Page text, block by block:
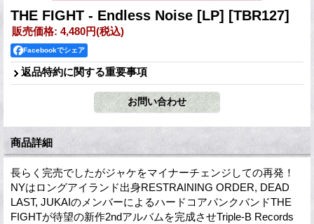
THE FIGHT - Endless Noise [LP] [TBR127]
販売価格: 4,480円(税込)
Facebookでシェア
返品特約に関する重要事項
商品詳細
長らく完売でしたがジャケをマイナーチェンジしての再発！
NYはロングアイランド出身RESTRAINING ORDER, DEAD
LAST, JUKAIのメンバーによるハードコアパンクバンドTHE
FIGHTが待望の新作2ndアルバムを完成させTriple-B Records